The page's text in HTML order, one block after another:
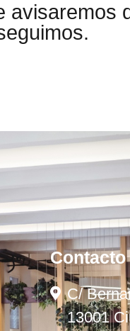
avisaremos
Contacto
C/
13001